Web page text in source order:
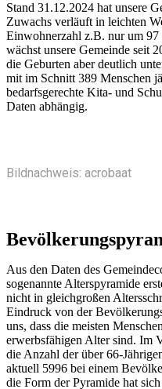
Stand 31.12.2024 hat unsere
Zuwachs verläuft in leichten
Einwohnerzahl z.B. nur um 97
wächst unsere Gemeinde seit
die Geburten aber deutlich
mit im Schnitt 389 Menschen
bedarfsgerechte Kita- und
Daten abhängig.
Bildnachweis: acrobaat
Aus den Daten des
sogenannte Alterspyramide
nicht in gleichgroßen
Eindruck von der
uns, dass die meisten
erwerbsfähigen Alter sind. Im
die Anzahl der über 66-
aktuell 5996 bei einem
die Form der Pyramide hat